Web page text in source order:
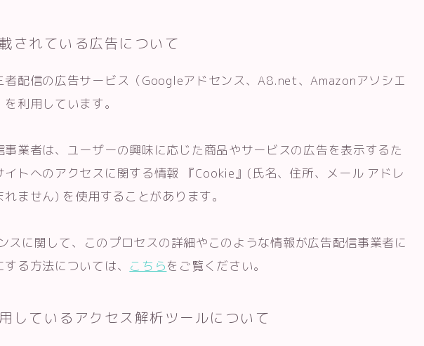
されている広告について
者配信の広告サービス（Googleアドセンス、A8.net、Amazonアソシエ
利用しています。
事業者は、ユーザーの興味に応じた商品やサービスの広告を表示するた
イトへのアクセスに関する情報 『Cookie』(氏名、住所、メール アドレ
ません) を使用することがあります。
スに関して、このプロセスの詳細やこのような情報が広告配信事業者に
る方法については、 こちらをご覧ください。
しているアクセス解析ツールについて